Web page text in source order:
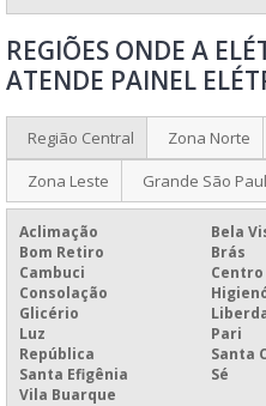
PAINEL COMANDO ELÉTRICO
PAINEL DE COMANDO ELÉTRICO
PAINEL DE COMANDO ELÉTRICO
PAINEL DE COMANDO ELÉTRICO
PAINEL DE CONTROLE ELÉTRICO
PAINEL ELÉTRICO
PAINEL ELÉTRICO A PROVA DE
PAINEL ELÉTRICO AUTOPORTANTE
PAINEL ELÉTRICO BIFÁSICO
PAINEL ELÉTRICO CCM
REGIÕES ONDE A
ATENDE PAINEL
Região Central Zona Norte
Zona Leste
Grande São
Aclimação
Bela
Bom Retiro
Brás
Cambuci
Centro
Consolação
Glicério
Luz
Pari
República
Santa
Santa Efigênia
Sé
Vila Buarque